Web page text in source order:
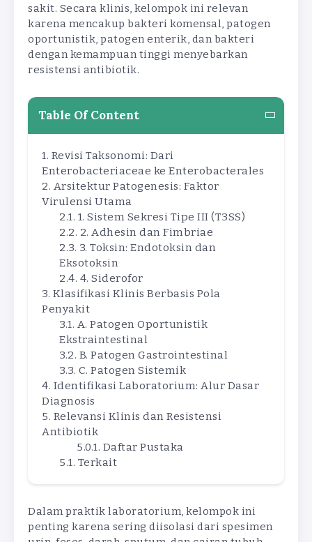
sakit. Secara klinis, kelompok ini relevan
karena mencakup bakteri komensal, patogen
oportunistik, patogen enterik, dan bakteri
dengan kemampuan tinggi menyebarkan
resistensi antibiotik.
Table Of Content
Revisi Taksonomi: Dari
Enterobacteriaceae ke Enterobacterales
Arsitektur Patogenesis: Faktor
Virulensi Utama
1. Sistem Sekresi Tipe III (T3SS)
2. Adhesin dan Fimbriae
3. Toksin: Endotoksin dan
Eksotoksin
4. Siderofor
Klasifikasi Klinis Berbasis Pola
Penyakit
A. Patogen Oportunistik
Ekstraintestinal
B. Patogen Gastrointestinal
C. Patogen Sistemik
Identifikasi Laboratorium: Alur Dasar
Diagnosis
Relevansi Klinis dan Resistensi
Antibiotik
Daftar Pustaka
Terkait
Dalam praktik laboratorium, kelompok ini
penting karena sering diisolasi dari spesimen